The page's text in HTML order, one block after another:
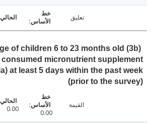
Percentage of children 6 to 23 months old
have consumed micronutrient
(papilla) at least 5 days within the past
(prior to the
0.00